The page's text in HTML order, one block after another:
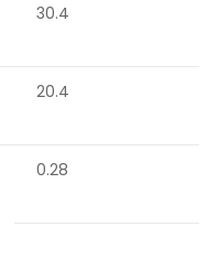
30.4
20.4
0.28